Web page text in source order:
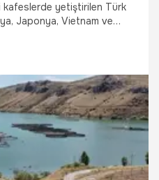
yetiştirilen Türk
Japonya, Vietnam ve